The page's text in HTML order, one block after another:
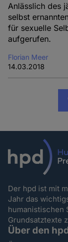
Anlässlich des
selbst
für sexuelle
aufgerufen.
Florian Meer
14.03.2018
Der hpd ist mit
Jahr das
humanistischen
Grundsatztexte
Über den